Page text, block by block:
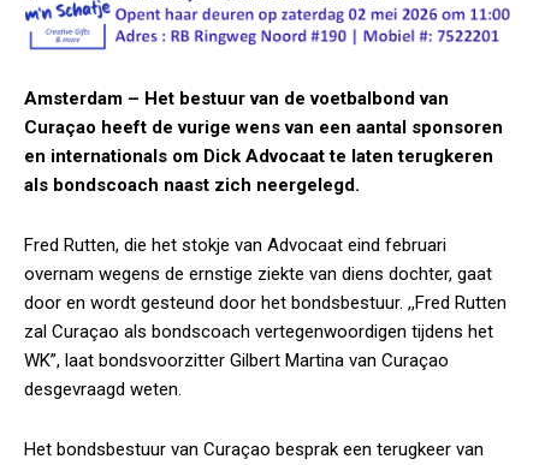
Amsterdam – Het bestuur van de voetbalbond van
Curaçao heeft de vurige wens van een aantal sponsoren
en internationals om Dick Advocaat te laten terugkeren
als bondscoach naast zich neergelegd.
Fred Rutten, die het stokje van Advocaat eind februari
overnam wegens de ernstige ziekte van diens dochter, gaat
door en wordt gesteund door het bondsbestuur. ,,Fred Rutten
zal Curaçao als bondscoach vertegenwoordigen tijdens het
WK”, laat bondsvoorzitter Gilbert Martina van Curaçao
desgevraagd weten.
Het bondsbestuur van Curaçao besprak een terugkeer van